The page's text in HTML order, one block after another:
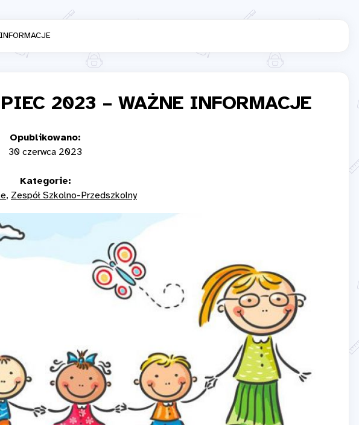
2023 – WAŻNE INFORMACJE
Opublikowano:
30 czerwca 2023
Kategorie:
Zespół Szkolno-Przedszkolny